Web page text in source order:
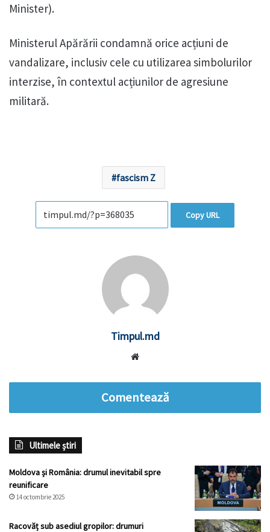
Minister).
Ministerul Apărării condamnă orice acțiuni de
vandalizare, inclusiv cele cu utilizarea simbolurilor
interzise, în contextul acțiunilor de agresiune
militară.
fascism Z
Copy URL
Timpul.md
Comentează
Ultimele știri
Moldova și România: drumul inevitabil spre
reunificare
14 octombrie 2025
Racovăț sub asediul gropilor: drumuri